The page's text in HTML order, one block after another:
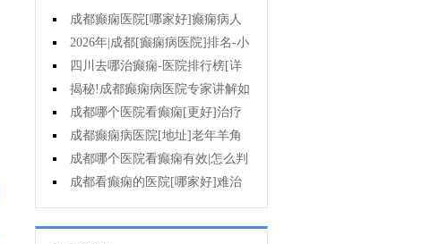
成都癫痫医院[哪家好]癫痫病人
能活多久?
2026年|成都[癫痫病医院]排名-小
儿癫痫症状是什么?
四川去哪治癫痫-医院排行榜[详
细排名]儿童癫痫治疗要注意什么?
揭秘!成都癫痫病医院专家讲解如
何避免癫痫病的遗传给孩子?
成都哪个医院看癫痫[更好]治疗
癫痫的药物不良反应是什么?
成都癫痫病医院[地址]老年羊角
风心理怎么调整?
成都哪个医院看癫痫有效|怎么判
断癫痫有没有发作?
成都看癫痫的医院[哪家好]难治
性癫痫怎么治疗呢?